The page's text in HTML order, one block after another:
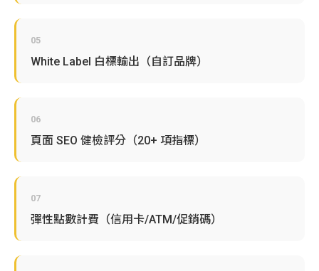
05
White Label 白標輸出（自訂品牌）
06
頁面 SEO 健檢評分（20+ 項指標）
07
彈性點數計費（信用卡/ATM/促銷碼）